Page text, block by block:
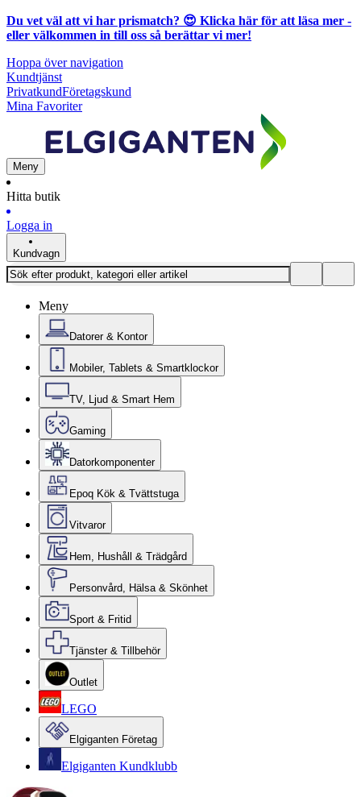
Du vet väl att vi har prismatch? 😍 Klicka här för att läsa mer -
eller välkommen in till oss så berättar vi mer!
Hoppa över navigation
Kundtjänst
PrivatkundFöretagskund
Mina Favoriter
Meny
Hitta butik
Logga in
Kundvagn
Meny
Datorer & Kontor
Mobiler, Tablets & Smartklockor
TV, Ljud & Smart Hem
Gaming
Datorkomponenter
Epoq Kök & Tvättstuga
Vitvaror
Hem, Hushåll & Trädgård
Personvård, Hälsa & Skönhet
Sport & Fritid
Tjänster & Tillbehör
Outlet
LEGO
Elgiganten Företag
Elgiganten Kundklubb